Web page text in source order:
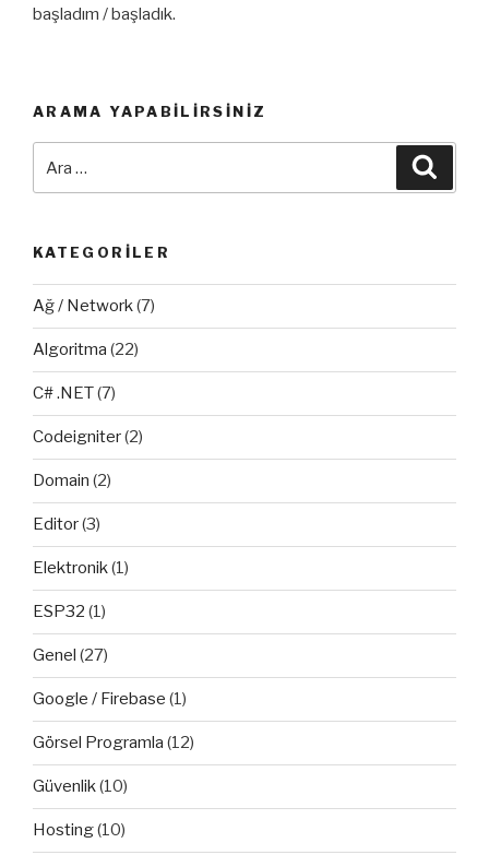
başladım / başladık.
ARAMA YAPABILIRSINIZ
KATEGORILER
Ağ / Network(7)
Algoritma (22)
C# .NET(7)
Codeigniter(2)
Domain (2)
Editor(3)
Elektronik(1)
ESP32 (1)
Genel (27)
Google / Firebase (1)
Görsel Programla (12)
Güvenlik(10)
Hosting(10)